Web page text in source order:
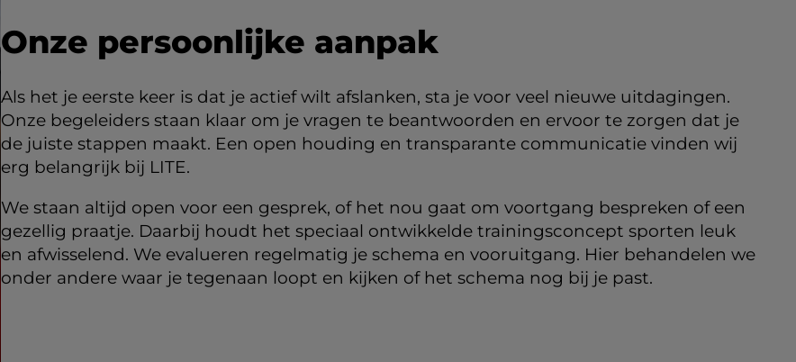
Onze persoonlijke aanpak
Als het je eerste keer is dat je actief wilt afslanken, sta je voor veel nieuwe uitdagingen.
Onze begeleiders staan klaar om je vragen te beantwoorden en ervoor te zorgen dat je
de juiste stappen maakt. Een open houding en transparante communicatie vinden wij
erg belangrijk bij LITE.
We staan altijd open voor een gesprek, of het nou gaat om voortgang bespreken of een
gezellig praatje. Daarbij houdt het speciaal ontwikkelde trainingsconcept sporten leuk
en afwisselend. We evalueren regelmatig je schema en vooruitgang. Hier behandelen we
onder andere waar je tegenaan loopt en kijken of het schema nog bij je past.